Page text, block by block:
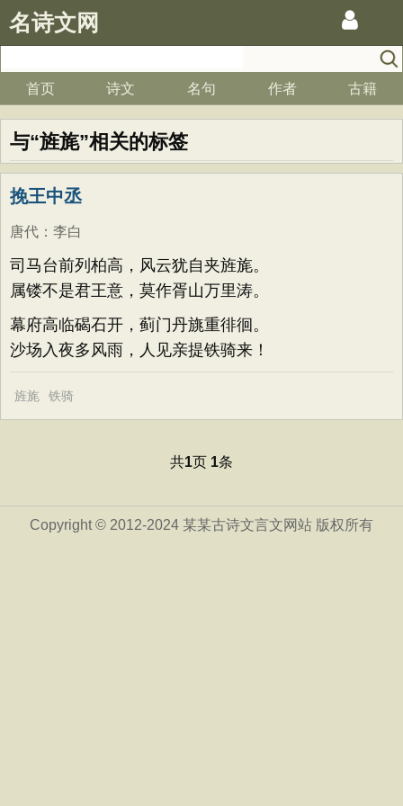
名诗文网
首页 诗文 名句 作者 古籍
与“旌旄”相关的标签
挽王中丞
唐代 ： 李白
司马台前列柏高，风云犹自夹旌旄。
属镂不是君王意，莫作胥山万里涛。
幕府高临碣石开，蓟门丹旐重徘徊。
沙场入夜多风雨，人见亲提铁骑来！
旌旄 铁骑
共1页 1条
Copyright © 2012-2024 某某古诗文言文网站 版权所有